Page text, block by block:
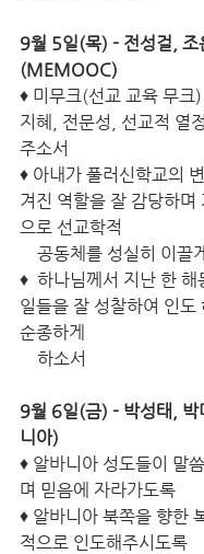
9월 5일(목) - 전성걸, 조
(MEMOOC)
♦ 미무크(선교 교육 무크)
지혜, 전문성, 선교적 열
주소서
♦ 아내가 풀러신학교의
겨진 역할을 잘 감당하며
으로 선교학적
공동체를 성실히 이
♦  하나님께서 지난 한 해
일들을 잘 성찰하여 인도
순종하게
    하소서
9월 6일(금) - 박성태, 박
니아)
♦ 알바니아 성도들이 말
며 믿음에 자라가도록
♦ 알바니아 북쪽을 향한
적으로 인도해주시도록